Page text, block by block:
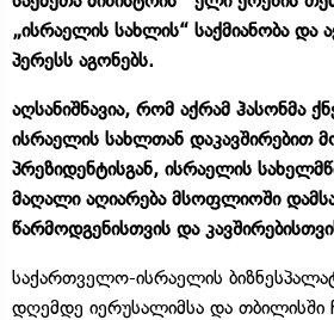
„ისრაელის სახლის“ საქმიანობა და
პერესს აგონებს.
აღსანიშნავია, რომ აქრამ ჰასონმა
ისრაელის სახლთან დაკავშირებით
პრეზიდენტისგან, ისრაელის
მაღალი აღიარება მსოფლიოში
წარმოდგენისთვის და
საქართველო-ისრაელის
დღემდე იერუსალიმსა და თბილისში